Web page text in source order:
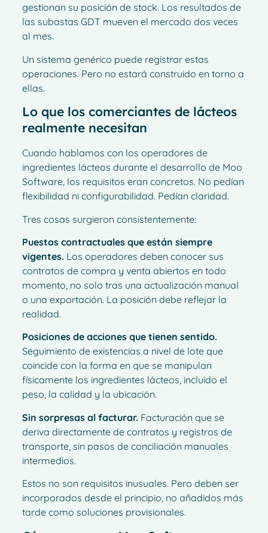
gestionan su posición de stock. Los resultados de
las subastas GDT mueven el mercado dos veces
al mes.
Un sistema genérico puede registrar estas
operaciones. Pero no estará construido en torno a
ellas.
Lo que los comerciantes de lácteos
realmente necesitan
Cuando hablamos con los operadores de
ingredientes lácteos durante el desarrollo de Moo
Software, los requisitos eran concretos. No pedían
flexibilidad ni configurabilidad. Pedían claridad.
Tres cosas surgieron consistentemente:
Puestos contractuales que están siempre
vigentes. Los operadores deben conocer sus
contratos de compra y venta abiertos en todo
momento, no solo tras una actualización manual
o una exportación. La posición debe reflejar la
realidad.
Posiciones de acciones que tienen sentido.
Seguimiento de existencias a nivel de lote que
coincide con la forma en que se manipulan
físicamente los ingredientes lácteos, incluido el
peso, la calidad y la ubicación.
Sin sorpresas al facturar. Facturación que se
deriva directamente de contratos y registros de
transporte, sin pasos de conciliación manuales
intermedios.
Estos no son requisitos inusuales. Pero deben ser
incorporados desde el principio, no añadidos más
tarde como soluciones provisionales.